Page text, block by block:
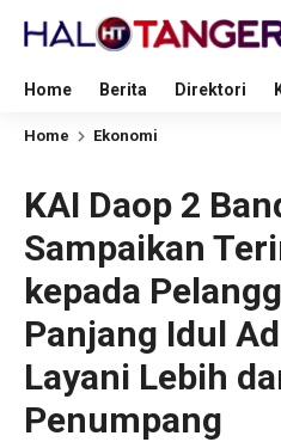
Home Berita Direktori
Home Ekonomi
KAI Daop 2
Sampaikan
kepada
Panjang Idul
Layani Lebih
Penumpang